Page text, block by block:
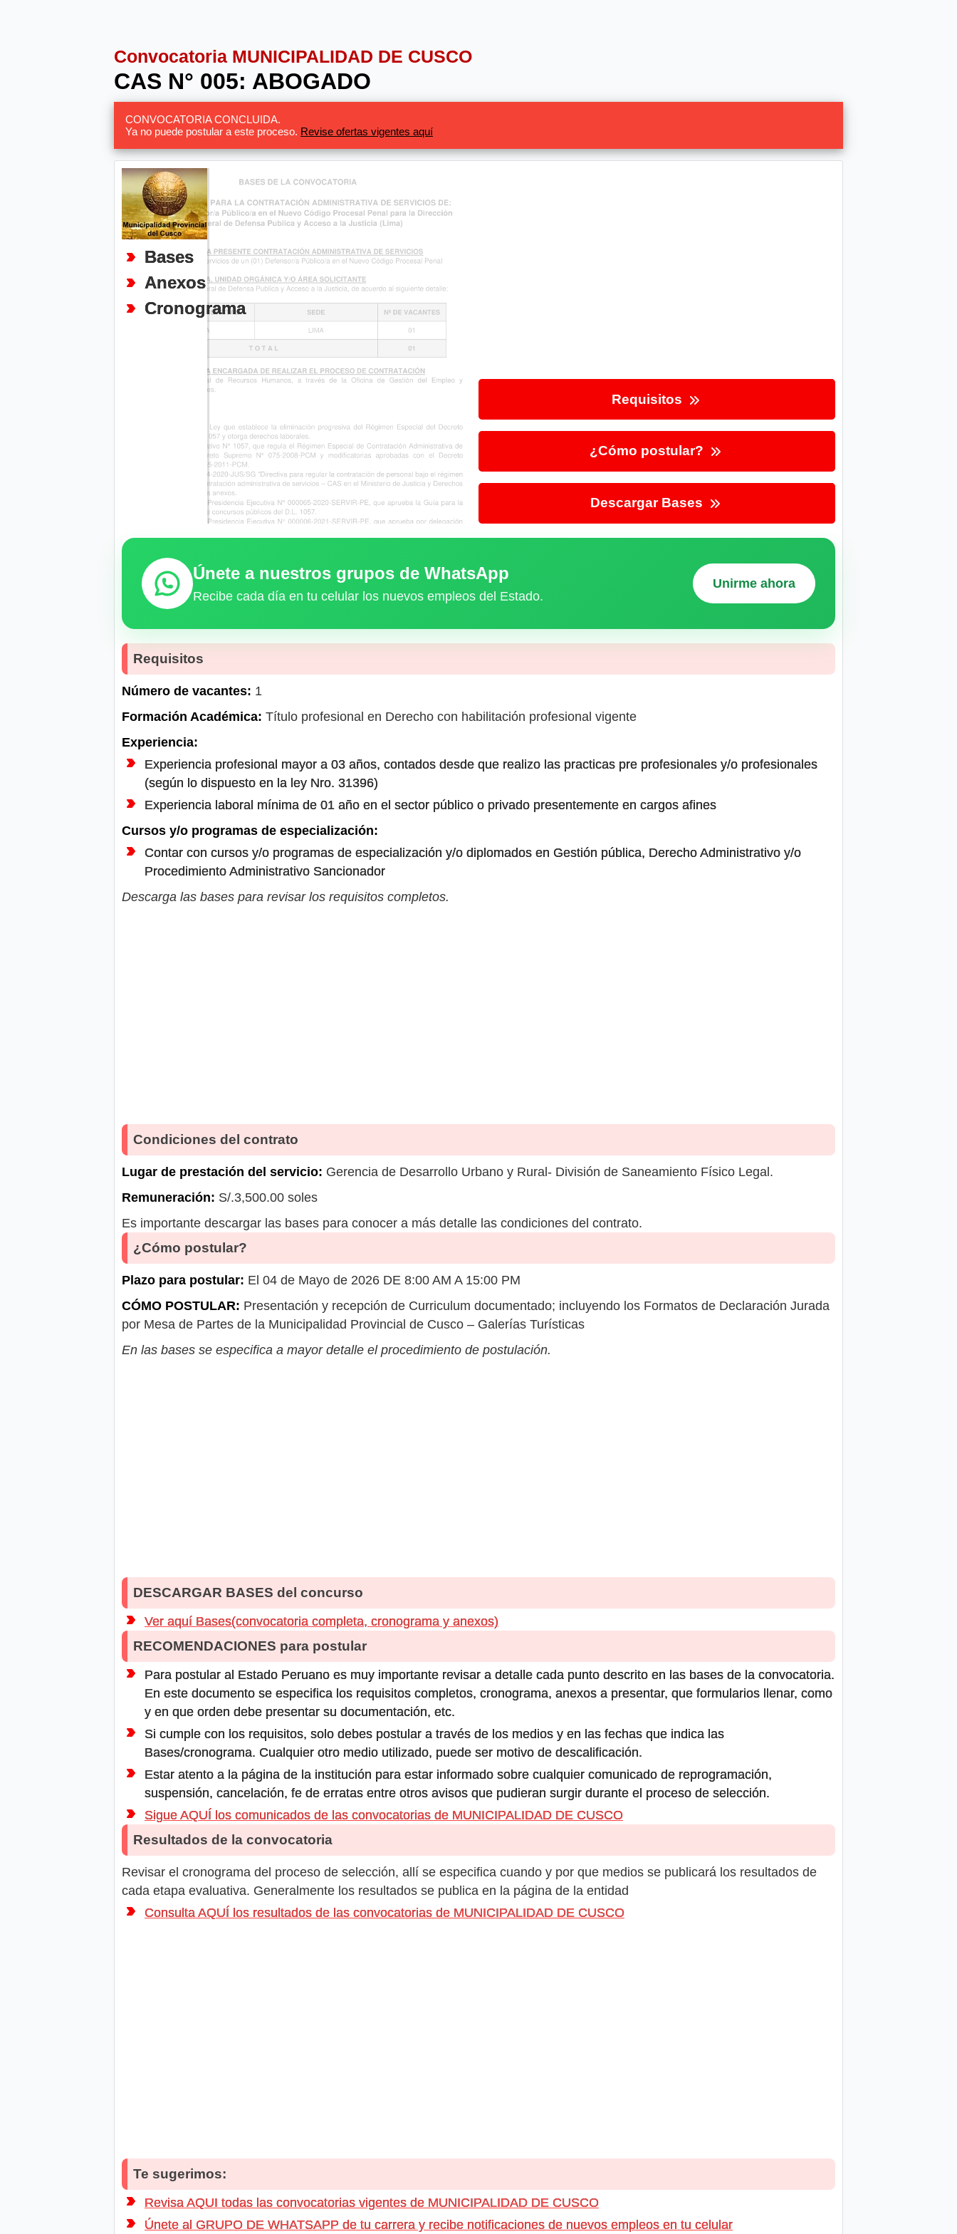
Convocatoria MUNICIPALIDAD DE CUSCO
CAS N° 005: ABOGADO
CONVOCATORIA CONCLUIDA.
Ya no puede postular a este proceso. Revise ofertas vigentes aquí
Bases
Anexos
Cronograma
Requisitos
¿Cómo postular?
Descargar Bases
Únete a nuestros grupos de WhatsApp
Recibe cada día en tu celular los nuevos empleos del Estado.
Unirme ahora
Requisitos
Número de vacantes: 1
Formación Académica: Título profesional en Derecho con habilitación profesional vigente
Experiencia:
Experiencia profesional mayor a 03 años, contados desde que realizo las practicas pre profesionales y/o profesionales
(según lo dispuesto en la ley Nro. 31396)
Experiencia laboral mínima de 01 año en el sector público o privado presentemente en cargos afines
Cursos y/o programas de especialización:
Contar con cursos y/o programas de especialización y/o diplomados en Gestión pública, Derecho Administrativo y/o
Procedimiento Administrativo Sancionador
Descarga las bases para revisar los requisitos completos.
Condiciones del contrato
Lugar de prestación del servicio: Gerencia de Desarrollo Urbano y Rural- División de Saneamiento Físico Legal.
Remuneración: S/.3,500.00 soles
Es importante descargar las bases para conocer a más detalle las condiciones del contrato.
¿Cómo postular?
Plazo para postular: El 04 de Mayo de 2026 DE 8:00 AM A 15:00 PM
CÓMO POSTULAR: Presentación y recepción de Curriculum documentado; incluyendo los Formatos de Declaración Jurada
por Mesa de Partes de la Municipalidad Provincial de Cusco – Galerías Turísticas
En las bases se especifica a mayor detalle el procedimiento de postulación.
DESCARGAR BASES del concurso
Ver aquí Bases(convocatoria completa, cronograma y anexos)
RECOMENDACIONES para postular
Para postular al Estado Peruano es muy importante revisar a detalle cada punto descrito en las bases de la convocatoria.
En este documento se especifica los requisitos completos, cronograma, anexos a presentar, que formularios llenar, como
y en que orden debe presentar su documentación, etc.
Si cumple con los requisitos, solo debes postular a través de los medios y en las fechas que indica las
Bases/cronograma. Cualquier otro medio utilizado, puede ser motivo de descalificación.
Estar atento a la página de la institución para estar informado sobre cualquier comunicado de reprogramación,
suspensión, cancelación, fe de erratas entre otros avisos que pudieran surgir durante el proceso de selección.
Sigue AQUÍ los comunicados de las convocatorias de MUNICIPALIDAD DE CUSCO
Resultados de la convocatoria
Revisar el cronograma del proceso de selección, allí se especifica cuando y por que medios se publicará los resultados de
cada etapa evaluativa. Generalmente los resultados se publica en la página de la entidad
Consulta AQUÍ los resultados de las convocatorias de MUNICIPALIDAD DE CUSCO
Te sugerimos:
Revisa AQUI todas las convocatorias vigentes de MUNICIPALIDAD DE CUSCO
Únete al GRUPO DE WHATSAPP de tu carrera y recibe notificaciones de nuevos empleos en tu celular